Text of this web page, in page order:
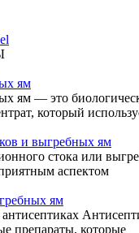
ям
ям — это
который
и выгребных ям
стока или
аспектом
ям
препараты, которые